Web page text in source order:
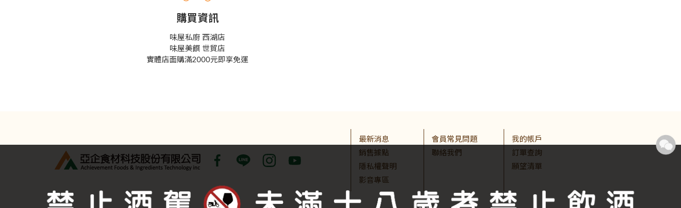
購買資訊
味屋私廚 西湖店
味屋美饌 世貿店
實體店面購滿2000元即享免運
最新消息
銷售據點
隱私權聲明
影音專區
會員常見問題
聯絡我們
我的帳戶
訂單查詢
願望清單